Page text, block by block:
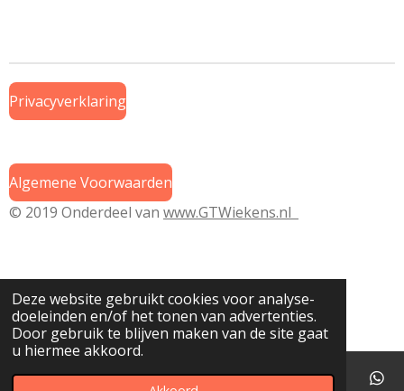
Deze website gebruikt cookies voor analyse-
doeleinden en/of het tonen van advertenties.
Door gebruik te blijven maken van de site gaat
u hiermee akkoord.
Privacyverklaring
Algemene Voorwaarden
© 2019 Onderdeel van www.GTWiekens.nl